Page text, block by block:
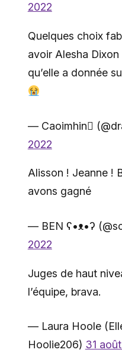
2022
Quelques choix
avoir Alesha
qu’elle a donnée
— Caoimhin
2022
Alisson ! Jeanne !
avons gagné
— BEN ʕ•ᴥ•ʔ
2022
Juges de haut
l’équipe, brava.
— Laura Hoole
Hoolie206) 31